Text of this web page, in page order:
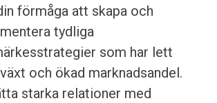
förmåga att skapa och
tydliga
som har lett
och ökad marknadsandel.
starka relationer med